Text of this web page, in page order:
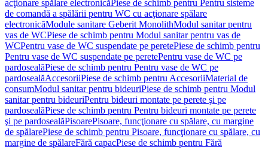
acţionare spălare electronicăPiese de schimb pentru Pentru sisteme
de comandă a spălării pentru WC cu acţionare spălare
electronicăModule sanitare Geberit MonolithModul sanitar pentru
vas de WCPiese de schimb pentru Modul sanitar pentru vas de
WCPentru vase de WC suspendate pe peretePiese de schimb pentru
Pentru vase de WC suspendate pe peretePentru vase de WC pe
pardosealăPiese de schimb pentru Pentru vase de WC pe
pardosealăAccesoriiPiese de schimb pentru AccesoriiMaterial de
consumModul sanitar pentru bideuriPiese de schimb pentru Modul
sanitar pentru bideuriPentru bideuri montate pe perete şi pe
pardosealăPiese de schimb pentru Pentru bideuri montate pe perete
şi pe pardosealăPisoarePisoare, funcţionare cu spălare, cu margine
de spălarePiese de schimb pentru Pisoare, funcţionare cu spălare, cu
margine de spălareFără capacPiese de schimb pentru Fără